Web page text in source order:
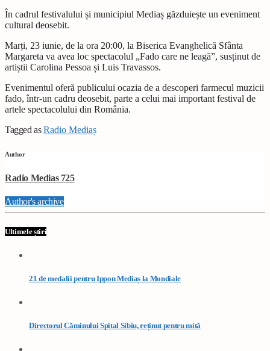
În cadrul festivalului și municipiul Mediaș găzduiește un eveniment
cultural deosebit.
Marți, 23 iunie, de la ora 20:00, la Biserica Evanghelică Sfânta
Margareta va avea loc spectacolul „Fado care ne leagă”, susținut de
artiștii Carolina Pessoa și Luis Travassos.
Evenimentul oferă publicului ocazia de a descoperi farmecul muzicii
fado, într-un cadru deosebit, parte a celui mai important festival de
artele spectacolului din România.
Tagged asRadio Mediaș
Author
Radio Medias 725
Author's archive
Ultimele știri
21 de medalii pentru Ippon Mediaș la Mondiale
Directorul Căminului Spital Sibiu, reținut pentru mită